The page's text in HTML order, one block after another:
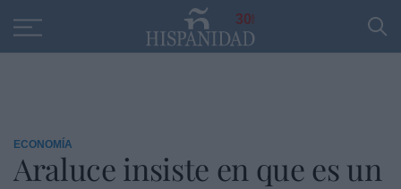
30
ECONOMÍA
Araluce insiste en que es un